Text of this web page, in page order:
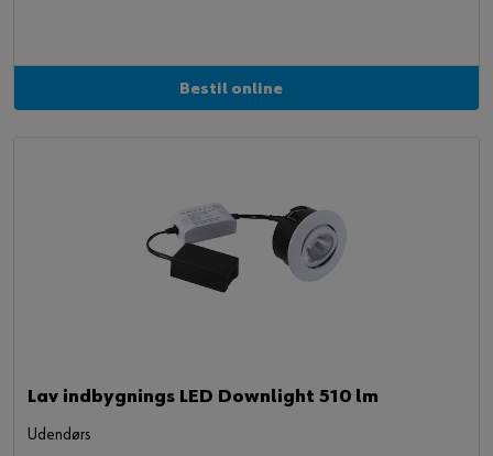
Bestil online
Lav indbygnings LED Downlight 510 lm
Udendørs